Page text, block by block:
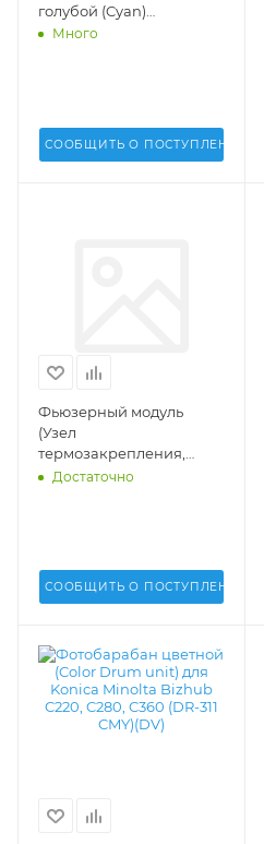
голубой (Cyan)
универсальный (1050 г.)
Много
СООБЩИТЬ О ПОСТУПЛЕНИИ
Фьюзерный модуль
(Узел
термозакрепления,
печка, fuser unit) в сборе
Достаточно
СООБЩИТЬ О ПОСТУПЛЕНИИ